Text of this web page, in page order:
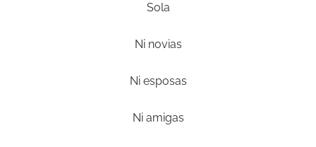
Sola
Ni novias
Ni esposas
Ni amigas